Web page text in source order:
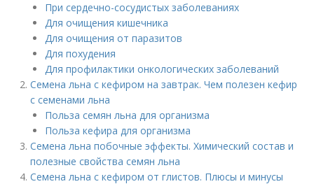
При сердечно-сосудистых заболеваниях
Для очищения кишечника
Для очищения от паразитов
Для похудения
Для профилактики онкологических заболеваний
Семена льна с кефиром на завтрак. Чем полезен кефир
с семенами льна
Польза семян льна для организма
Польза кефира для организма
Семена льна побочные эффекты. Химический состав и
полезные свойства семян льна
Семена льна с кефиром от глистов. Плюсы и минусы